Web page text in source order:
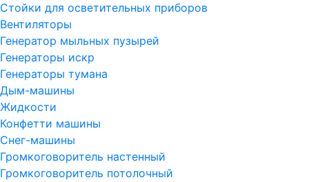
Стойки для осветительных приборов
Вентиляторы
Генератор мыльных пузырей
Генераторы искр
Генераторы тумана
Дым-машины
Жидкости
Конфетти машины
Снег-машины
Громкоговоритель настенный
Громкоговоритель потолочный